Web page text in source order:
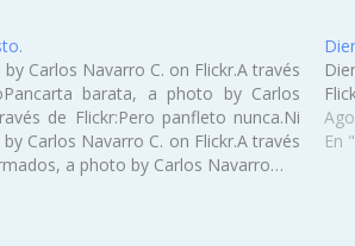
Carlos Navarro C. on Flickr.A través
barata, a photo by Carlos
de Flickr:Pero panfleto nunca.Ni
Carlos Navarro C. on Flickr.A través
a photo by Carlos Navarro…
En